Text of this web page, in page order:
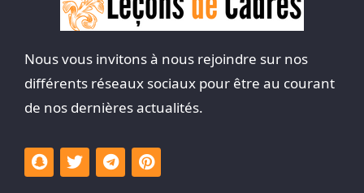
Nous vous invitons à nous rejoindre sur nos
différents réseaux sociaux pour être au courant
de nos dernières actualités.